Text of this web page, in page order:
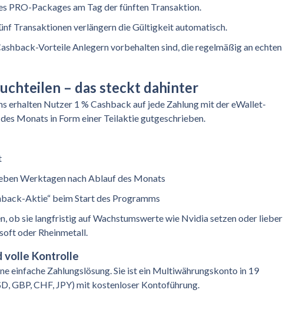
PRO-Packages am Tag der fünften Transaktion.
Transaktionen verlängern die Gültigkeit automatisch.
Vorteile Anlegern vorbehalten sind, die regelmäßig an echten
– das steckt dahinter
erhalten Nutzer 1 % Cashback auf jede Zahlung mit der eWallet-
Monats in Form einer Teilaktie gutgeschrieben.
Werktagen nach Ablauf des Monats
Aktie“ beim Start des Programms
ob sie langfristig auf Wachstumswerte wie Nvidia setzen oder lieber
oder Rheinmetall.
volle Kontrolle
einfache Zahlungslösung. Sie ist ein Multiwährungskonto in 19
GBP, CHF, JPY) mit kostenloser Kontoführung.